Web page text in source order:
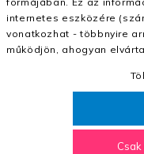
A pénz
Öntől a terméket/
elküldheti. Olyan
értéke eltér 0 FT-tól,
csomagba kérjük,
azonosítása
felírja
internetes eszközére
vonatkozhat - többnyire
működjön, ahogyan